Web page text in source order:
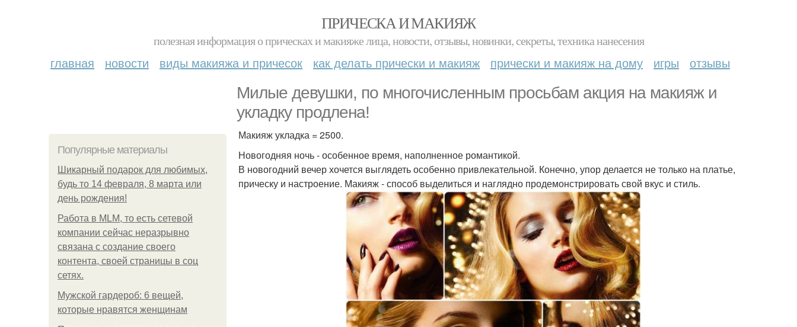
ПРИЧЕСКА И МАКИЯЖ
полезная информация о прическах и макияже лица, новости, отзывы, новинки, секреты, техника нанесения
главная новости виды макияжа и причесок как делать прически и макияж прически и макияж на дому игры отзывы
Милые девушки, по многочисленным просьбам акция на макияж и
укладку продлена!
Популярные материалы
Шикарный подарок для любимых,
будь то 14 февраля, 8 марта или
день рождения!
Работа в MLM, то есть сетевой
компании сейчас неразрывно
связана с создание своего
контента, своей страницы в соц
сетях.
Мужской гардероб: 6 вещей,
которые нравятся женщинам
Макияж укладка = 2500.
Новогодняя ночь - особенное время, наполненное романтикой.
В новогодний вечер хочется выглядеть особенно привлекательной. Конечно, упор делается не только на платье,
прическу и настроение. Макияж - способ выделиться и наглядно продемонстрировать свой вкус и стиль.